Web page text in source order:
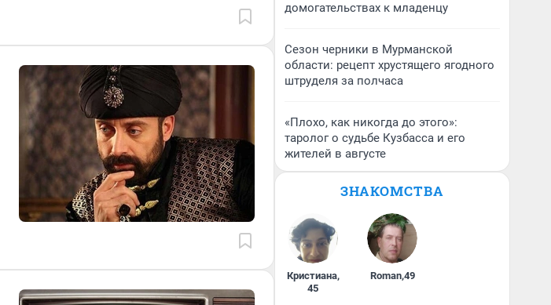
домогательствах к младенцу
Сезон черники в Мурманской
области: рецепт хрустящего ягодного
штруделя за полчаса
«Плохо, как никогда до этого»:
таролог о судьбе Кузбасса и его
жителей в августе
ЗНАКОМСТВА
Кристиана,
45
Roman,49